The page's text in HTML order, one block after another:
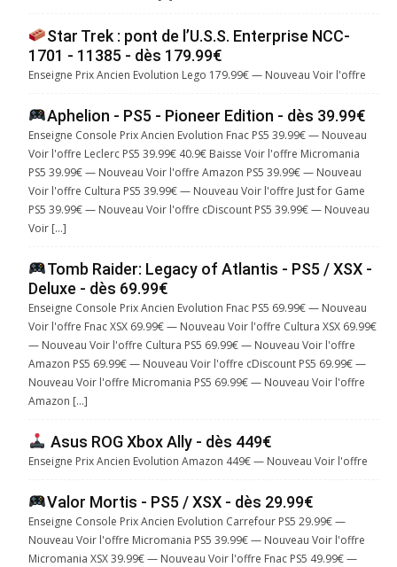
Star Trek : pont de l’U.S.S. Enterprise NCC-
1701 - 11385 - dès 179.99€
Enseigne Prix Ancien Evolution Lego 179.99€ — Nouveau Voir l'offre
Aphelion - PS5 - Pioneer Edition - dès 39.99€
Enseigne Console Prix Ancien Evolution Fnac PS5 39.99€ — Nouveau
Voir l'offre Leclerc PS5 39.99€ 40.9€ Baisse Voir l'offre Micromania
PS5 39.99€ — Nouveau Voir l'offre Amazon PS5 39.99€ — Nouveau
Voir l'offre Cultura PS5 39.99€ — Nouveau Voir l'offre Just for Game
PS5 39.99€ — Nouveau Voir l'offre cDiscount PS5 39.99€ — Nouveau
Voir […]
Tomb Raider: Legacy of Atlantis - PS5 / XSX -
Deluxe - dès 69.99€
Enseigne Console Prix Ancien Evolution Fnac PS5 69.99€ — Nouveau
Voir l'offre Fnac XSX 69.99€ — Nouveau Voir l'offre Cultura XSX 69.99€
— Nouveau Voir l'offre Cultura PS5 69.99€ — Nouveau Voir l'offre
Amazon PS5 69.99€ — Nouveau Voir l'offre cDiscount PS5 69.99€ —
Nouveau Voir l'offre Micromania PS5 69.99€ — Nouveau Voir l'offre
Amazon […]
Asus ROG Xbox Ally - dès 449€
Enseigne Prix Ancien Evolution Amazon 449€ — Nouveau Voir l'offre
Valor Mortis - PS5 / XSX - dès 29.99€
Enseigne Console Prix Ancien Evolution Carrefour PS5 29.99€ —
Nouveau Voir l'offre Micromania PS5 39.99€ — Nouveau Voir l'offre
Micromania XSX 39.99€ — Nouveau Voir l'offre Fnac PS5 49.99€ —